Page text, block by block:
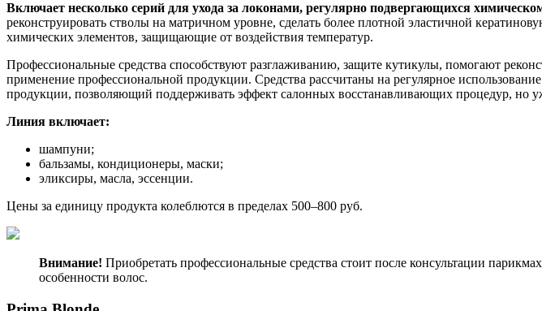
Включает несколько серий для ухода за локонами, регулярно подвергающихся
реконструировать стволы на матричном уровне, сделать более плотной эластичной
химических элементов, защищающие от воздействия температур.
Профессиональные средства способствуют разглаживанию, защите кутикулы, помогают
применение профессиональной продукции. Средства рассчитаны на регулярное
продукции, позволяющий поддерживать эффект салонных восстанавливающих процедур, но
Линия включает:
шампуни;
бальзамы, кондиционеры, маски;
эликсиры, масла, эссенции.
Цены за единицу продукта колеблются в пределах 500–800 руб.
Внимание! Приобретать профессиональные средства стоит после консультации
особенности волос.